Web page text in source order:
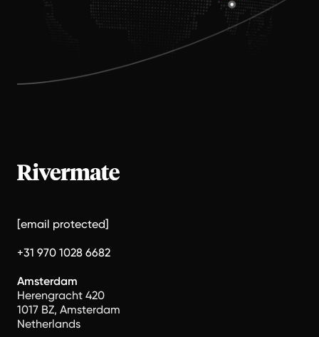
[email protected]
+31 970 1028 6682
Amsterdam
Herengracht 420
1017 BZ, Amsterdam
Netherlands